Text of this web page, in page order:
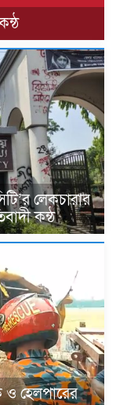
লেকচারার
কন্ঠ
ও হেলপারের